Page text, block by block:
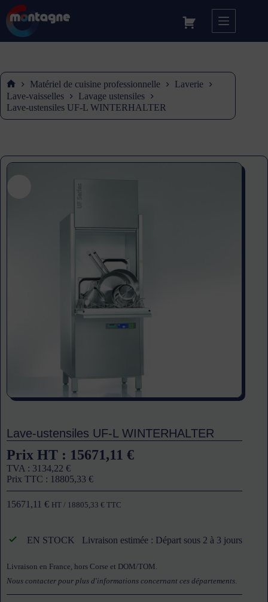
Accueil
Matériel de cuisine professionnelle
Laverie
Lave-vaisselles
Lavage ustensiles
Lave-ustensiles UF-L WINTERHALTER
Lave-ustensiles UF-L WINTERHALTER
Prix HT : 15671,11 €
TVA : 3134,22 €
Prix TTC : 18805,33 €
15671,11 € HT / 18805,33 € TTC
EN STOCK Livraison estimée : Départ sous 2 à 3 jours
Livraison en France, hors Corse et DOM/TOM.
Nous contacter pour plus d'informations concernant ces départements.